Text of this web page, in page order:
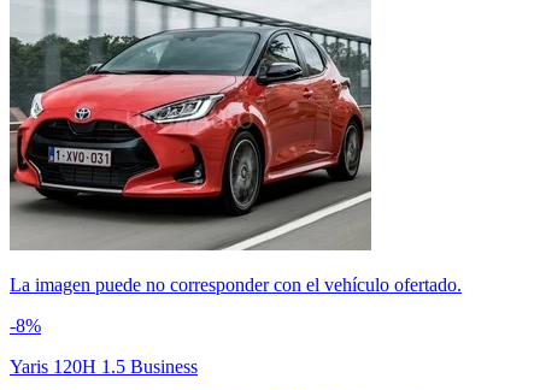
La imagen puede no corresponder con el vehículo ofertado.
-8%
Yaris 120H 1.5 Business